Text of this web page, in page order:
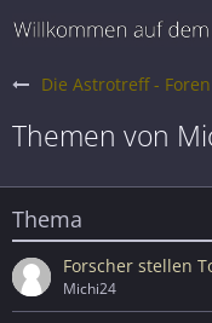
Die Astrotreff - Foren
Themen von
Thema
Forscher stellen
Michi24